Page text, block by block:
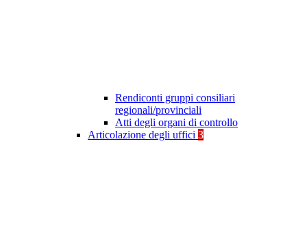
Rendiconti gruppi consiliari
regionali/provinciali
Atti degli organi di controllo
Articolazione degli uffici 3